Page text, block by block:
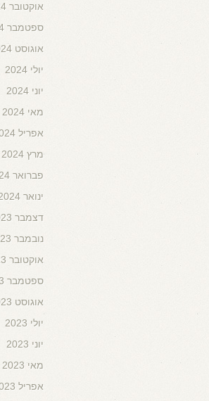
אוקטובר 2024
ספטמבר 2024
אוגוסט 2024
יולי 2024
יוני 2024
מאי 2024
אפריל 2024
מרץ 2024
פברואר 2024
ינואר 2024
דצמבר 2023
נובמבר 2023
אוקטובר 2023
ספטמבר 2023
אוגוסט 2023
יולי 2023
יוני 2023
מאי 2023
אפריל 2023